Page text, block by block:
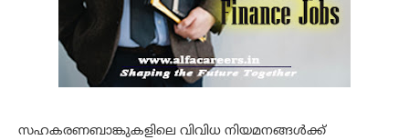
സഹകരണബാങ്കുകളിലെ വിവിധ നിയമനങ്ങള്‍ക്ക്